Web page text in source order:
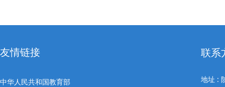
友情链接
中华人民共和国教育部
联系
地址 :